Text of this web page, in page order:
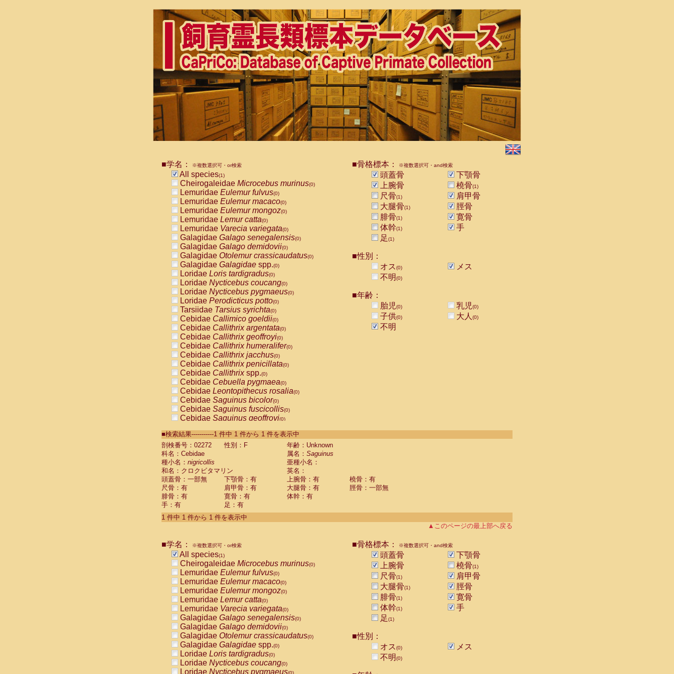
■学名： ※複数選択可・or検索
All species(1)
Cheirogaleidae Microcebus murinus(0)
Lemuridae Eulemur fulvus(0)
Lemuridae Eulemur macaco(0)
Lemuridae Eulemur mongoz(0)
Lemuridae Lemur catta(0)
Lemuridae Varecia variegata(0)
Galagidae Galago senegalensis(0)
Galagidae Galago demidovii(0)
Galagidae Otolemur crassicaudatus(0)
Galagidae Galagidae spp.(0)
Loridae Loris tardigradus(0)
Loridae Nycticebus coucang(0)
Loridae Nycticebus pygmaeus(0)
Loridae Perodicticus potto(0)
Tarsiidae Tarsius syrichta(0)
Cebidae Callimico goeldii(0)
Cebidae Callithrix argentata(0)
Cebidae Callithrix geoffroyi(0)
Cebidae Callithrix humeralifer(0)
Cebidae Callithrix jacchus(0)
Cebidae Callithrix penicillata(0)
Cebidae Callithrixspp.(0)
Cebidae Cebuella pygmaea(0)
Cebidae Leontopithecus rosalia(0)
Cebidae Saguinus bicolor(0)
Cebidae Saguinus fuscicollis(0)
Cebidae Saguinus geoffroyi(0)
CebidaeSaguinus labiatus(0)
Cebidae Saguinus leucopus (0)
Cebidae
CebidaeSaguinus mystax
CebidaeSaguinus nigricollis (1)
Cebidae Saguinus oedipus
Cebidae Saguinus weddelli
Cebidae Saguinusspp.
Cebidae Aotus trivirgatus
Cebidae Cebus albifrons
CebidaeCebus nigrivittatus
CebidaeCebus
CebidaeSaimiri boliviensis(0)
CebidaeSaimiri sciureus(0)
AtelidaeAlouatta caraya(0)
AtelidaeAlouatta fusca(0)
AtelidaeAlouatta seniculus
AtelidaeAlouattaspp.(0)
AtelidaeAteles belzebuth(0)
AtelidaeAteles geoffroyi(0)
AtelidaeAteles paniscus(0)
AtelidaeAtelesspp.(0)
Atelidae Lagothrix lagothricha
AtelidaeLagothrix lagothricha cana
PitheciidaeCacajao calvus rubicundus
■骨格標本： ※複数選択可・and検索
頭蓋骨
下顎骨
上腕骨
橈骨(1)
尺骨(1)
肩甲骨
大腿骨(1)
脛骨
腓骨(1)
寛骨
体幹(1)
手
足(1)
■性別：
オス(0)
メス
不明(0)
■年齢：
胎児(0) 乳児(0)
子供(0) 大人 (0)
不明
■検索結果-----------1 件中 1 件から 1 件を表示中
剖検番号：02272
性別：F
年齢：Unknown
科名：Cebidae
属名： Saguinus
種小名： nigricollis
亜種小名：
和名：クロクビタマリン
英名：
頭蓋骨：一部無
下顎骨：有 上腕骨：有
橈骨：有
尺骨：有
肩甲骨：有 大腿骨：有
脛骨：一部無
腓骨：有
寛骨：有
体幹：有
手：有
足：有
1 件中 1 件から 1 件を表示中
▲このページの最上部へ戻る
■学名： ※複数選択可・or検索
All species(1)
Cheirogaleidae Microcebus murinus(0)
Lemuridae Eulemur fulvus(0)
Lemuridae Eulemur macaco(0)
Lemuridae Eulemur mongoz(0)
Lemuridae Lemur catta(0)
Lemuridae Varecia variegata(0)
Galagidae Galago senegalensis(0)
Galagidae Galago demidovii(0)
Galagidae Otolemur crassicaudatus(0)
Galagidae Galagidae spp.(0)
Loridae Loris tardigradus(0)
Loridae Nycticebus coucang(0)
Loridae Nycticebus pygmaeus(0)
■骨格標本： ※複数選択可・and検索
頭蓋骨
下顎骨
上腕骨
橈骨(1)
尺骨(1)
肩甲骨
大腿骨(1)
脛骨
腓骨(1)
寛骨
体幹(1)
手
足(1)
■性別：
オス(0)
メス
不明(0)